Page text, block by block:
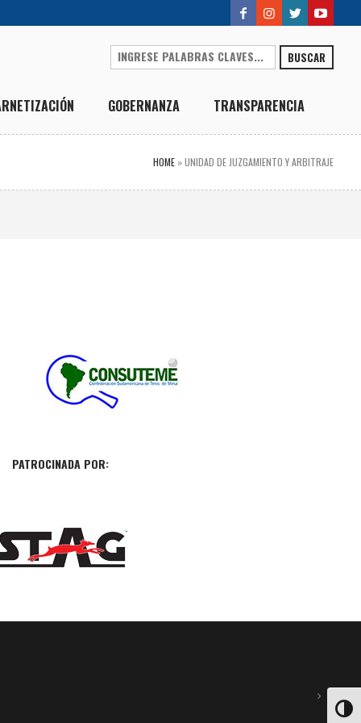
BUSCAR
GOBERNANZA TRANSPARENCIA
HOME »UNIDAD DE JUZGAMIENTO Y ARBITRAJE
PATROCINADA POR: